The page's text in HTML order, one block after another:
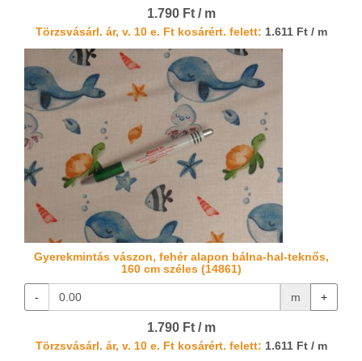
1.790 Ft / m
Törzsvásárl. ár, v. 10 e. Ft kosárért. felett: 1.611 Ft / m
Gyerekmintás vászon, fehér alapon bálna-hal-teknős,
160 cm széles (14861)
- m +
1.790 Ft / m
Törzsvásárl. ár, v. 10 e. Ft kosárért. felett: 1.611 Ft / m